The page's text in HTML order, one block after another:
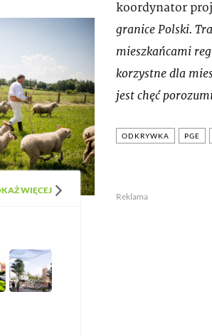
koordynator
granice Polski.
mieszkańcami
korzystne dla
jest chęć
ODKRYWKA PGE
Reklama
WIĘCEJ